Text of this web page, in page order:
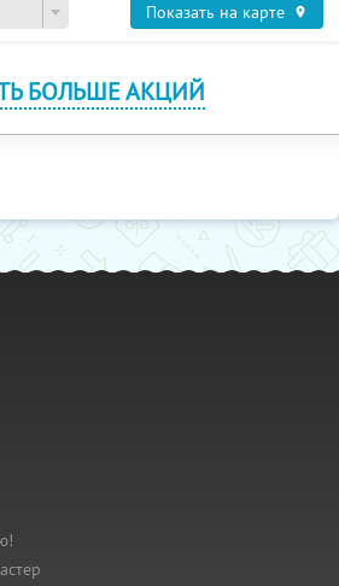
Показать на карте
БОЛЬШЕ АКЦИЙ